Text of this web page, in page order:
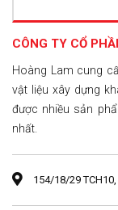
CÔNG TY CỔ
Hoàng Lam cung
vật liệu xây dựng
được nhiều sản
nhất.
154/18/29 TCH10,